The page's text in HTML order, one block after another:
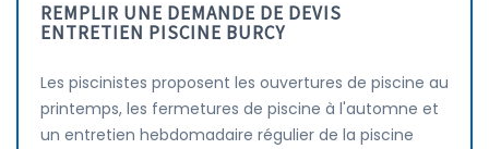
REMPLIR UNE DEMANDE DE DEVIS
ENTRETIEN PISCINE BURCY
Les piscinistes proposent les ouvertures de piscine au
printemps, les fermetures de piscine à l'automne et
un entretien hebdomadaire régulier de la piscine